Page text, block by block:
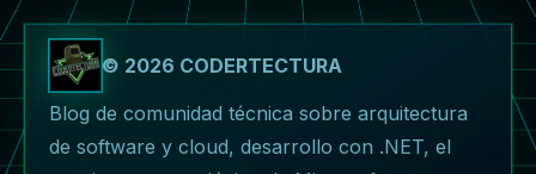
© 2026 CODERTECTURA
Blog de comunidad técnica sobre arquitectura
de software y cloud, desarrollo con .NET, el